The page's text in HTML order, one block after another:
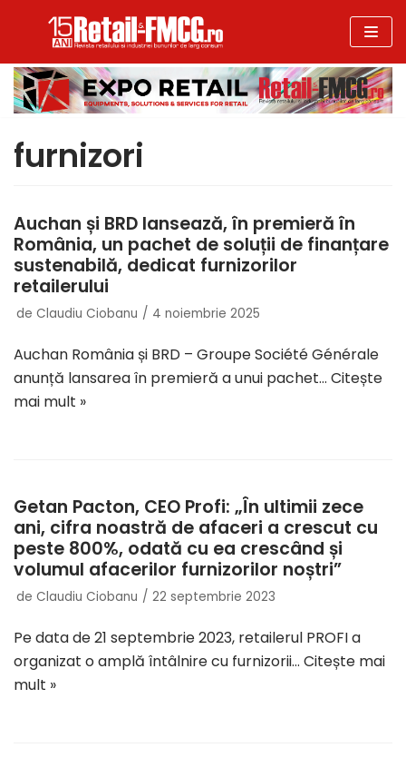
la
conținut
furnizori
Auchan și BRD lansează, în premieră în
România, un pachet de soluții de finanțare
sustenabilă, dedicat furnizorilor
retailerului
de Claudiu Ciobanu 4 noiembrie 2025
Auchan România și BRD – Groupe Société Générale
anunță lansarea în premieră a unui pachet… Citește
mai mult »
Getan Pacton, CEO Profi: „În ultimii zece
ani, cifra noastră de afaceri a crescut cu
peste 800%, odată cu ea crescând și
volumul afacerilor furnizorilor noștri”
de Claudiu Ciobanu 22 septembrie 2023
Pe data de 21 septembrie 2023, retailerul PROFI a
organizat o amplă întâlnire cu furnizorii… Citește mai
mult »